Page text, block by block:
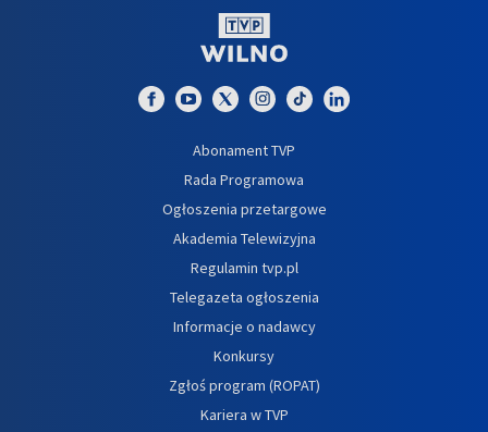
Abonament TVP
Rada Programowa
Ogłoszenia przetargowe
Akademia Telewizyjna
Regulamin tvp.pl
Telegazeta ogłoszenia
Informacje o nadawcy
Konkursy
Zgłoś program (ROPAT)
Kariera w TVP